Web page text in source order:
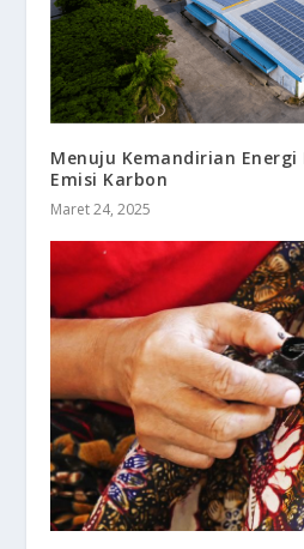
Menuju Kemandirian
Emisi Karbon
Maret 24, 2025